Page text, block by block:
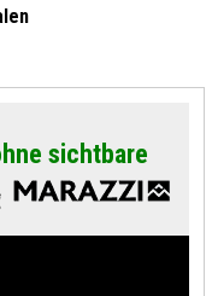
sichtbare